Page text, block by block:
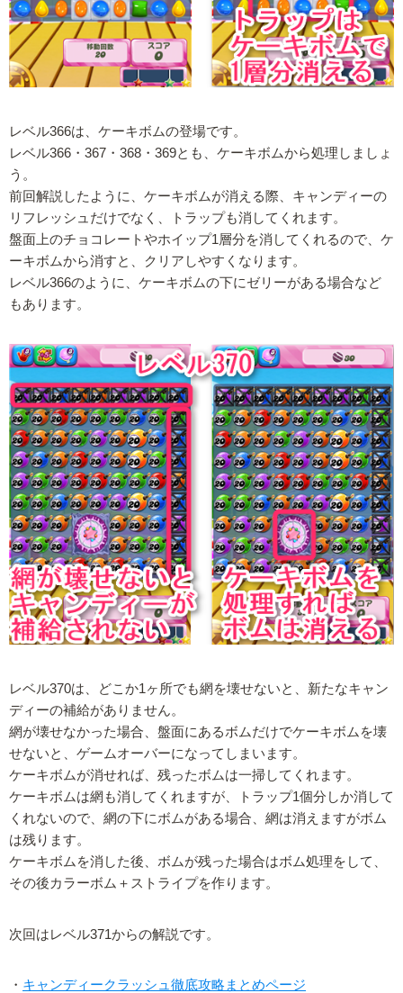
レベル366は、ケーキボムの登場です。
レベル366・367・368・369とも、ケーキボムから処理しましょ
う。
前回解説したように、ケーキボムが消える際、キャンディーの
リフレッシュだけでなく、トラップも消してくれます。
盤面上のチョコレートやホイップ1層分を消してくれるので、ケ
ーキボムから消すと、クリアしやすくなります。
レベル366のように、ケーキボムの下にゼリーがある場合など
もあります。
レベル370は、どこか1ヶ所でも網を壊せないと、新たなキャン
ディーの補給がありません。
網が壊せなかった場合、盤面にあるボムだけでケーキボムを壊
せないと、ゲームオーバーになってしまいます。
ケーキボムが消せれば、残ったボムは一掃してくれます。
ケーキボムは網も消してくれますが、トラップ1個分しか消して
くれないので、網の下にボムがある場合、網は消えますがボム
は残ります。
ケーキボムを消した後、ボムが残った場合はボム処理をして、
その後カラーボム＋ストライプを作ります。
次回はレベル371からの解説です。
・ キャンディークラッシュ徹底攻略まとめページ